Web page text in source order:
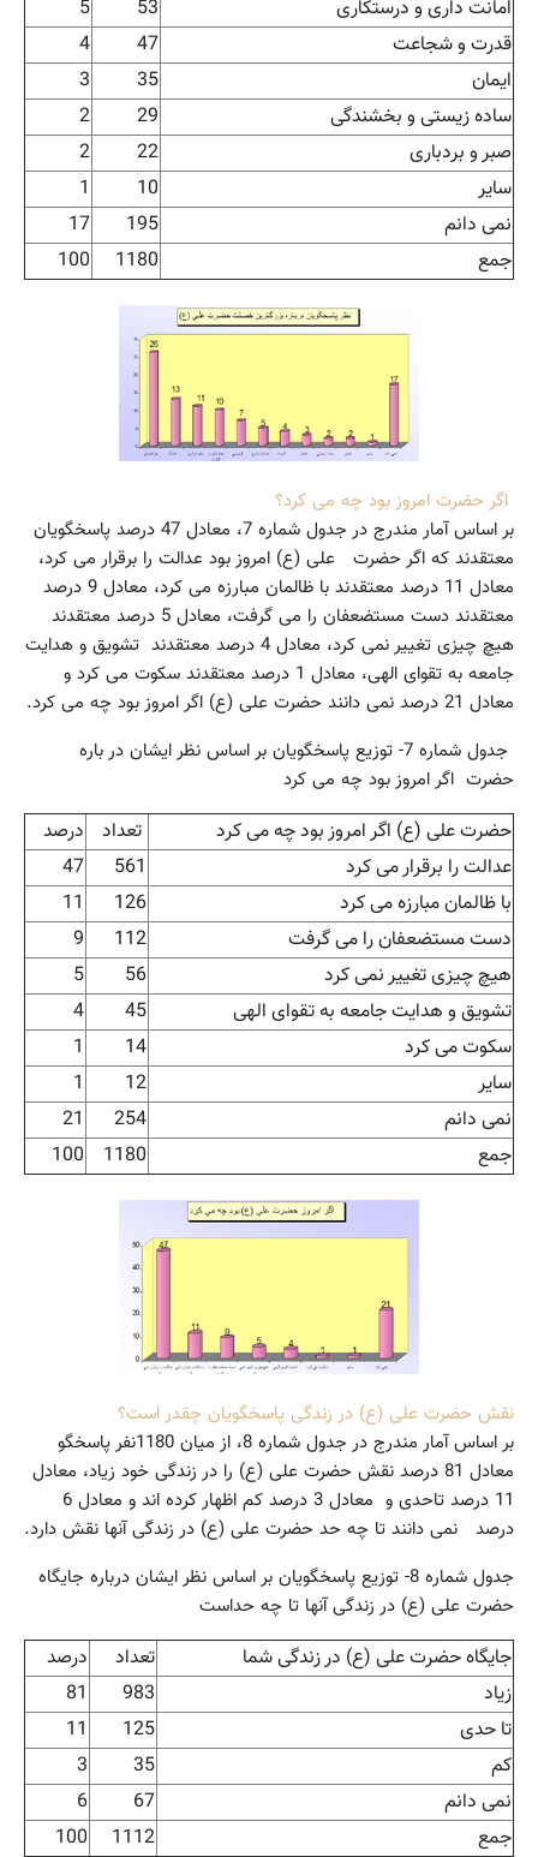
امانت داری و درستکاری 53
5
قدرت و شجاعت
47
4
ایمان
35
3
ساده زیستی و بخشندگی
29
2
صبر و بردباری
22
2
سایر
10
1
نمی دانم
195
17
جمع
1180
100
اگر حضرت امروز بود چه می کرد؟
بر اساس آمار مندرج در جدول شماره 7، معادل 47 درصد پاسخگویان
معتقدند که اگر حضرت علی (ع) امروز بود عدالت را برقرار می کرد،
معادل 11 درصد معتقدند با ظالمان مبارزه می کرد،‌ معادل 9 درصد
معتقدند دست مستضعفان را می گرفت،‌ معادل 5 درصد معتقدند
هیچ چیزی تغییر نمی کرد،‌ معادل 4 درصد معتقدند تشویق و هدایت
جامعه به تقوای الهی، معادل 1 درصد معتقدند سکوت می کرد و
معادل 21 درصد نمی دانند حضرت علی (ع) اگر امروز بود چه می کرد.
جدول شماره 7- توزیع پاسخگویان بر اساس نظر ایشان در باره
حضرت اگر امروز بود چه می کرد
حضرت علی (ع) اگر امروز بود چه می کرد تعداد
درصد
عدالت را برقرار می کرد
561
47
با ظالمان مبارزه می کرد
126
11
دست مستضعفان را می گرفت
112
9
هیچ چیزی تغییر نمی کرد
56
5
تشویق و هدایت جامعه به تقوای الهی
45
4
سکوت می کرد
14
1
سایر
12
1
نمی دانم
254
21
جمع
1180
100
نقش حضرت علی (ع) در زندگی پاسخگویان چقدر است؟
بر اساس آمار مندرج در جدول شماره 8، از میان 1180نفر پاسخگو
معادل 81 درصد نقش حضرت علی (ع) را در زندگی خود زیاد،‌ معادل
11 درصد تاحدی و معادل 3 درصد کم اظهار کرده اند و معادل 6
درصد نمی دانند تا چه حد حضرت علی (ع) در زندگی آنها نقش دارد.
جدول شماره 8- توزیع پاسخگویان بر اساس نظر ایشان درباره جایگاه
حضرت علی (ع) در زندگی آنها تا چه حداست
جایگاه حضرت علی (ع) در زندگی شما تعداد
درصد
زیاد
983
81
تا حدی
125
11
کم
35
3
نمی دانم
67
6
جمع
1112
100